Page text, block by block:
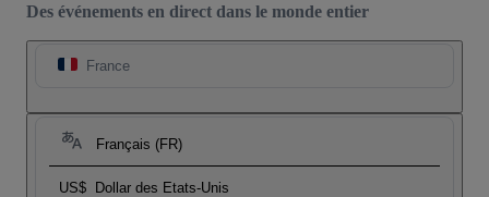
Des événements en direct dans le monde entier
France
Français (FR)
US$ Dollar des Etats-Unis